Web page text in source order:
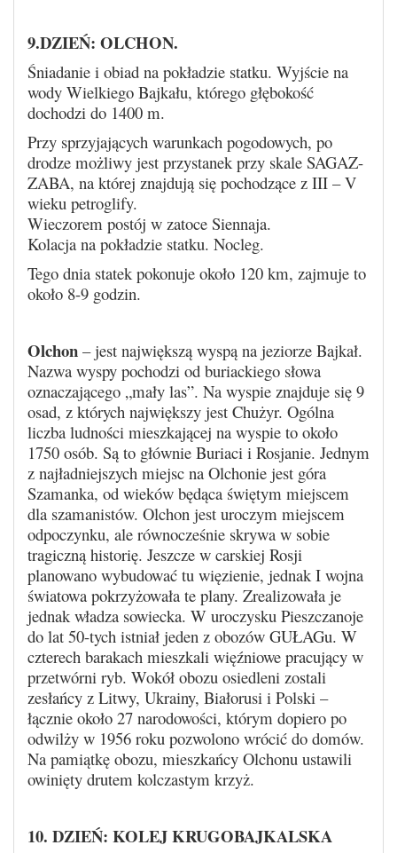
9.DZIEŃ: OLCHON.
Śniadanie i obiad na pokładzie statku. Wyjście na
wody Wielkiego Bajkału, którego głębokość
dochodzi do 1400 m.
Przy sprzyjających warunkach pogodowych, po
drodze możliwy jest przystanek przy skale SAGAZ-
ZABA, na której znajdują się pochodzące z III – V
wieku petroglify.
Wieczorem postój w zatoce Siennaja.
Kolacja na pokładzie statku. Nocleg.
Tego dnia statek pokonuje około 120 km, zajmuje to
około 8-9 godzin.
Olchon – jest największą wyspą na jeziorze Bajkał.
Nazwa wyspy pochodzi od buriackiego słowa
oznaczającego „mały las”. Na wyspie znajduje się 9
osad, z których największy jest Chużyr. Ogólna
liczba ludności mieszkającej na wyspie to około
1750 osób. Są to głównie Buriaci i Rosjanie. Jednym
z najładniejszych miejsc na Olchonie jest góra
Szamanka, od wieków będąca świętym miejscem
dla szamanistów. Olchon jest uroczym miejscem
odpoczynku, ale równocześnie skrywa w sobie
tragiczną historię. Jeszcze w carskiej Rosji
planowano wybudować tu więzienie, jednak I wojna
światowa pokrzyżowała te plany. Zrealizowała je
jednak władza sowiecka. W uroczysku Pieszczanoje
do lat 50-tych istniał jeden z obozów GUŁAGu. W
czterech barakach mieszkali więźniowe pracujący w
przetwórni ryb. Wokół obozu osiedleni zostali
zesłańcy z Litwy, Ukrainy, Białorusi i Polski –
łącznie około 27 narodowości, którym dopiero po
odwilży w 1956 roku pozwolono wrócić do domów.
Na pamiątkę obozu, mieszkańcy Olchonu ustawili
owinięty drutem kolczastym krzyż.
10. DZIEŃ: KOLEJ KRUGOBAJKALSKA